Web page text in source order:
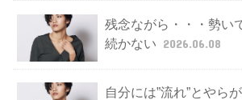
残念ながら・・・勢い
続かない 2026.06.08
自分には”流れ”とやら